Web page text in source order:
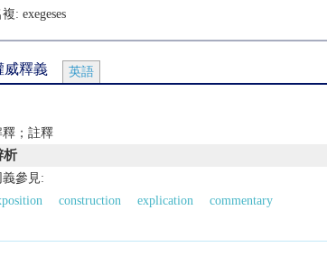
複: exegeses
威釋義 英語
釋；註釋
析
義參見:
construction explication
commentary